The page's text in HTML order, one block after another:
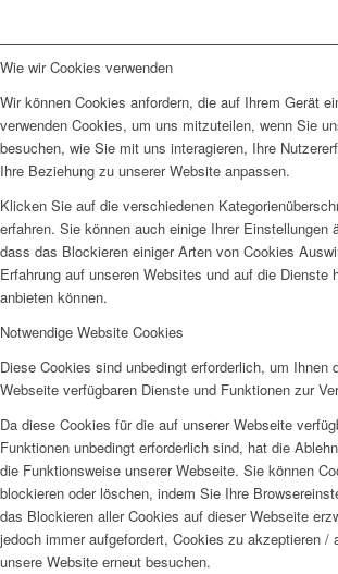
Wie wir Cookies verwenden
Wir können Cookies anfordern, die auf Ihrem Gerät
verwenden Cookies, um uns mitzuteilen, wenn Sie
besuchen, wie Sie mit uns interagieren, Ihre
Ihre Beziehung zu unserer Website anpassen.
Klicken Sie auf die verschiedenen
erfahren. Sie können auch einige Ihrer Einstellungen
dass das Blockieren einiger Arten von Cookies
Erfahrung auf unseren Websites und auf die Dienste
anbieten können.
Notwendige Website Cookies
Diese Cookies sind unbedingt erforderlich, um Ihnen
Webseite verfügbaren Dienste und Funktionen zur
Da diese Cookies für die auf unserer Webseite
Funktionen unbedingt erforderlich sind, hat die
die Funktionsweise unserer Webseite. Sie können
blockieren oder löschen, indem Sie Ihre
das Blockieren aller Cookies auf dieser Webseite
jedoch immer aufgefordert, Cookies zu akzeptieren /
unsere Website erneut besuchen.